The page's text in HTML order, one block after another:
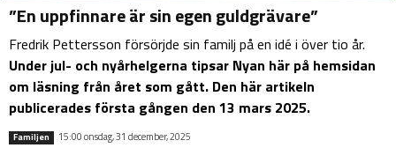
”En uppfinnare är sin egen guldgrävare”
Fredrik Pettersson försörjde sin familj på en idé i över tio år.
Under jul- och nyårhelgerna tipsar Nyan här på hemsidan
om läsning från året som gått. Den här artikeln
publicerades första gången den 13 mars 2025.
Familjen 15:00 onsdag, 31 december, 2025